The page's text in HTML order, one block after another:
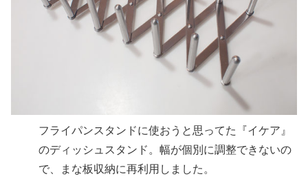
フライパンスタンドに使おうと思ってた『イケア』
のディッシュスタンド。幅が個別に調整できないの
で、まな板収納に再利用しました。